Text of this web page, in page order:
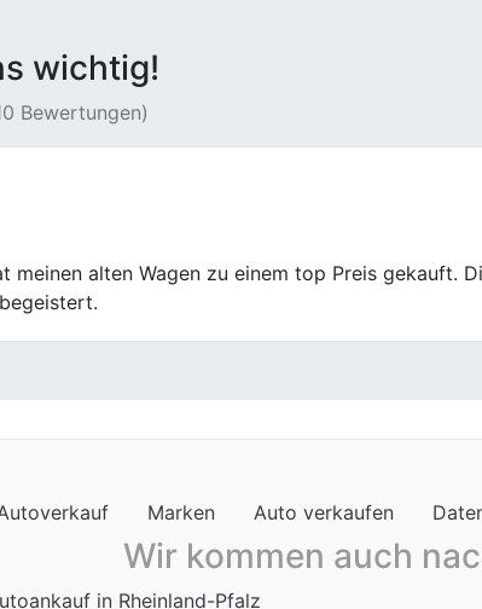
wichtig!
Bewertungen)
war größtenteils positiv. Die Bewertung
in der Abwicklung.
Marken Auto verkaufen
Wir kommen auch
in Rheinland-Pfalz